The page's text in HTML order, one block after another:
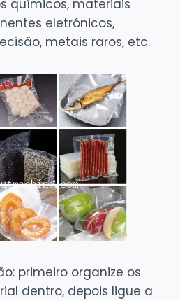
químicos, materiais
eletrónicos,
metais raros, etc.
primeiro organize os
dentro, depois ligue a